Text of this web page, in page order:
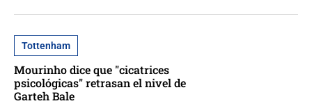
Tottenham
Mourinho dice que "cicatrices
psicológicas" retrasan el nivel de
Garteh Bale